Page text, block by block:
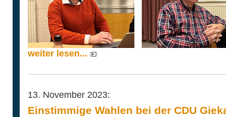
weiter lesen...
13. November 2023:
Einstimmige Wahlen bei der CDU